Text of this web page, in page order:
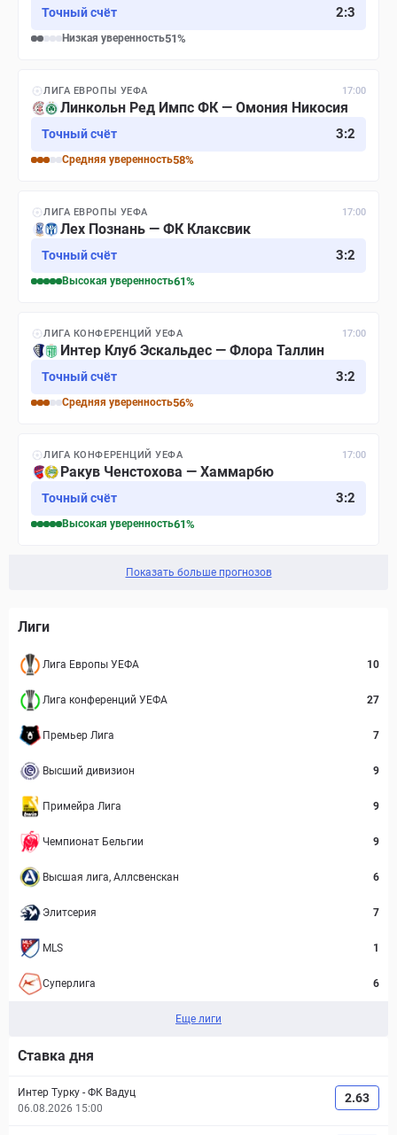
Точный счёт 2:3
Низкая уверенность51%
ЛИГА ЕВРОПЫ УЕФА 17:00
Линкольн Ред Импс ФК — Омония Никосия
Точный счёт 3:2
Средняя уверенность58%
ЛИГА ЕВРОПЫ УЕФА 17:00
Лех Познань — ФК Клаксвик
Точный счёт 3:2
Высокая уверенность61%
ЛИГА КОНФЕРЕНЦИЙ УЕФА 17:00
Интер Клуб Эскальдес — Флора Таллин
Точный счёт 3:2
Средняя уверенность56%
ЛИГА КОНФЕРЕНЦИЙ УЕФА 17:00
Ракув Ченстохова — Хаммарбю
Точный счёт 3:2
Высокая уверенность61%
Показать больше прогнозов
Лиги
Лига Европы УЕФА 10
Лига конференций УЕФА 27
Премьер Лига 7
Высший дивизион 9
Примейра Лига 9
Чемпионат Бельгии 9
Высшая лига, Аллсвенскан 6
Элитсерия 7
MLS 1
Суперлига 6
Еще лиги
Ставка дня
Интер Турку - ФК Вадуц
06.08.2026 15:00
2.63